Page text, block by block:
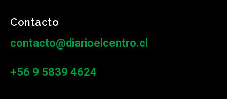
Contacto
contacto@diarioelcentro.cl
+56 9 5839 4624